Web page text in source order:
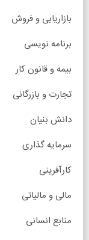
بازاریابی و فروش
برنامه نویسی
بیمه و قانون کار
تجارت و بازرگانی
دانش بنیان
سرمایه گذاری
کارآفرینی
مالی و مالیاتی
منابع انسانی